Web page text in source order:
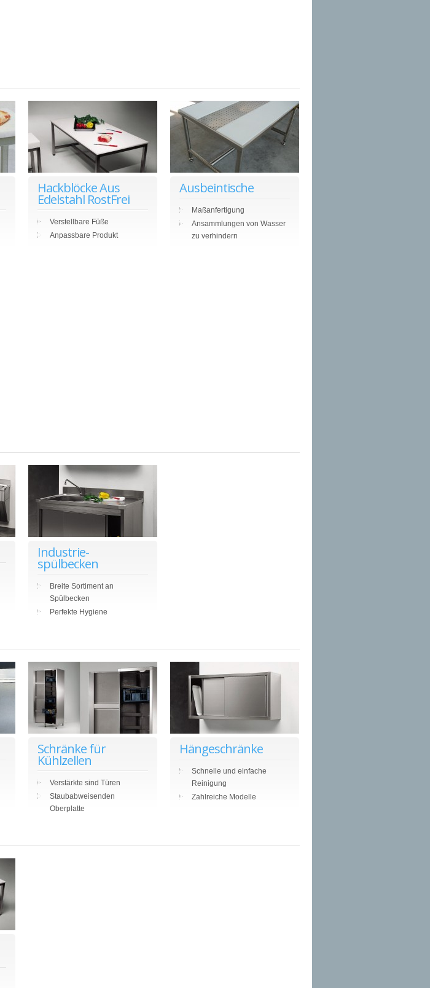
Hackblöcke Aus
Edelstahl RostFrei
Verstellbare Füße
Anpassbare Produkt
Ausbeintische
Maßanfertigung
Ansammlungen von Wasser
zu verhindern
Industrie-
spülbecken
Breite Sortiment an
Spülbecken
Perfekte Hygiene
Schränke für
Kühlzellen
Verstärkte sind Türen
Staubabweisenden
Oberplatte
Hängeschränke
Schnelle und einfache
Reinigung
Zahlreiche Modelle